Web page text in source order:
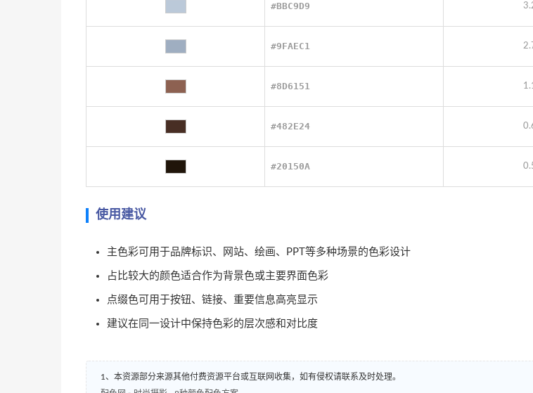
#BBC9D9
#9FAEC1
#8D6151
#482E24
#20150A
使用建议
主色彩可用于品牌标识、网站、绘画、PPT等多种场景的色彩设计
占比较大的颜色适合作为背景色或主要界面色彩
点缀色可用于按钮、链接、重要信息高亮显示
建议在同一设计中保持色彩的层次感和对比度
1、本资源部分来源其他付费资源平台或互联网收集，如有侵权请联系及时处理。